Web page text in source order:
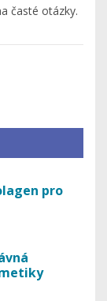
časté otázky.
pro